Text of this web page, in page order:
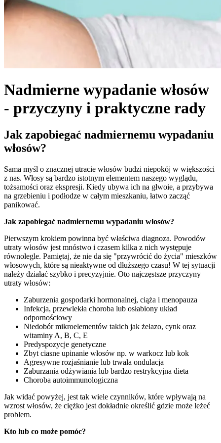
Nadmierne wypadanie włosów
- przyczyny i praktyczne rady
Jak zapobiegać nadmiernemu wypadaniu
włosów?
Sama myśl o znacznej utracie włosów budzi niepokój w większości
z nas. Włosy są bardzo istotnym elementem naszego wyglądu,
tożsamości oraz ekspresji. Kiedy ubywa ich na głwoie, a przybywa
na grzebieniu i podłodze w całym mieszkaniu, łatwo zacząć
panikować.
Jak zapobiegać nadmiernemu wypadaniu włosów?
Pierwszym krokiem powinna być właściwa diagnoza. Powodów
utraty włosów jest mnóstwo i czasem kilka z nich występuje
równolegle. Pamiętaj, że nie da się "przywrócić do życia" mieszków
włosowych, które są nieaktywne od dłuższego czasu! W tej sytuacji
należy działać szybko i precyzyjnie. Oto najczęstsze przyczyny
utraty włosów:
Zaburzenia gospodarki hormonalnej, ciąża i menopauza
Infekcja, przewlekła choroba lub osłabiony układ
odpornościowy
Niedobór mikroelementów takich jak żelazo, cynk oraz
witaminy A, B, C, E
Predyspozycje genetyczne
Zbyt ciasne upinanie włosów np. w warkocz lub kok
Agresywne rozjaśnianie lub trwała ondulacja
Zaburzania odżywiania lub bardzo restrykcyjna dieta
Choroba autoimmunologiczna
Jak widać powyżej, jest tak wiele czynników, które wpływają na
wzrost włosów, że ciężko jest dokładnie określić gdzie może leżeć
problem.
Kto lub co może pomóc?